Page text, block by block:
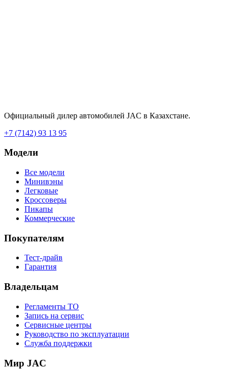
Официальный дилер автомобилей JAC в Казахстане.
+7 (7142) 93 13 95
Модели
Все модели
Минивэны
Легковые
Кроссоверы
Пикапы
Коммерческие
Покупателям
Тест-драйв
Гарантия
Владельцам
Регламенты ТО
Запись на сервис
Сервисные центры
Руководство по эксплуатации
Служба поддержки
Мир JAC